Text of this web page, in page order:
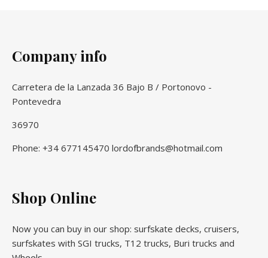
Company info
Carretera de la Lanzada 36 Bajo B / Portonovo -
Pontevedra
36970
Phone: +34 677145470 lordofbrands@hotmail.com
Shop Online
Now you can buy in our shop: surfskate decks, cruisers,
surfskates with SGI trucks, T12 trucks, Buri trucks and